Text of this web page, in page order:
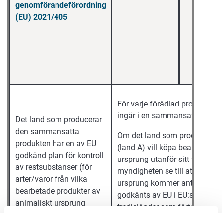
genomförandeförordning
(EU) 2021/405
Det land som producerar
den sammansatta
produkten har en av EU
godkänd plan för kontroll
av restsubstanser (för
arter/varor från vilka
bearbetade produkter av
animaliskt ursprung
För varje förädlad produkt
ingår i en sammansatt
Om det land som
(land A) vill köpa bearbetade
ursprung utanför sitt
myndigheten se till att
ursprung kommer antingen
godkänts av EU i EU:s
tredjeländer som förtecknas